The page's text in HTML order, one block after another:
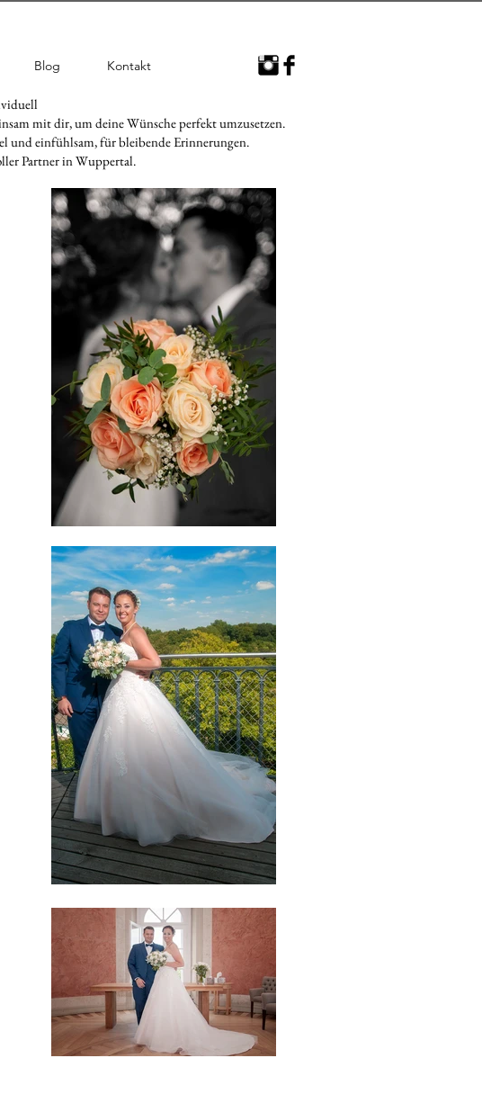
Blog Kontakt
mit dir, um deine Wünsche perfekt umzusetzen.
und einfühlsam, für bleibende Erinnerungen.
Partner in Wuppertal.